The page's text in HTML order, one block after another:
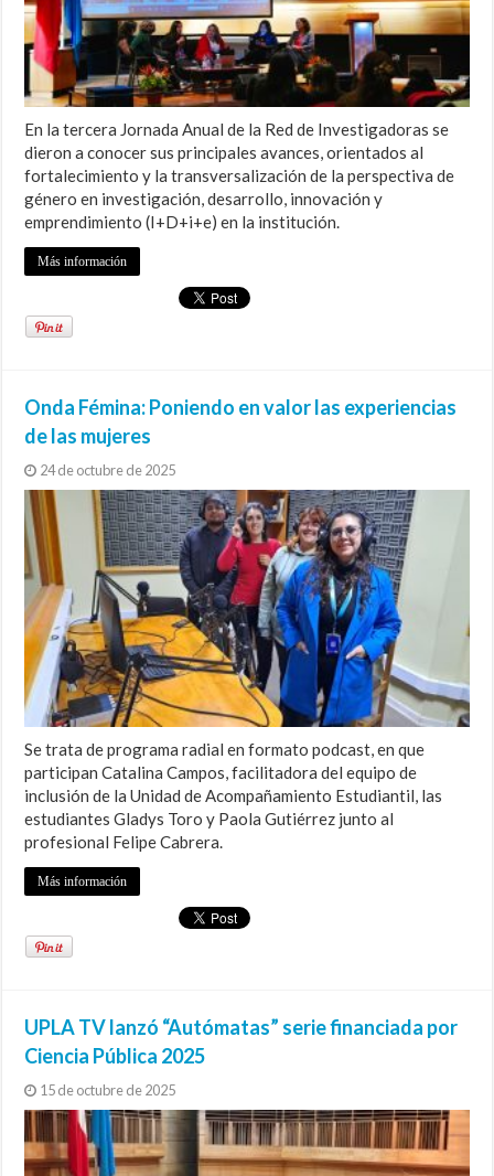
En la tercera Jornada Anual de la Red de Investigadoras se
dieron a conocer sus principales avances, orientados al
fortalecimiento y la transversalización de la perspectiva de
género en investigación, desarrollo, innovación y
emprendimiento (I+D+i+e) en la institución.
Más información
Onda Fémina: Poniendo en valor las experiencias
de las mujeres
24 de octubre de 2025
Se trata de programa radial en formato podcast, en que
participan Catalina Campos, facilitadora del equipo de
inclusión de la Unidad de Acompañamiento Estudiantil, las
estudiantes Gladys Toro y Paola Gutiérrez junto al
profesional Felipe Cabrera.
Más información
UPLA TV lanzó “Autómatas” serie financiada por
Ciencia Pública 2025
15 de octubre de 2025